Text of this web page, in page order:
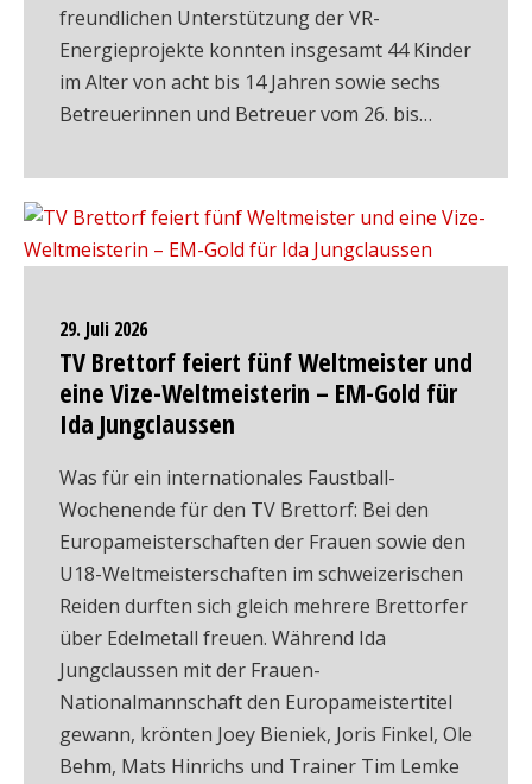
freundlichen Unterstützung der VR-
Energieprojekte konnten insgesamt 44 Kinder
im Alter von acht bis 14 Jahren sowie sechs
Betreuerinnen und Betreuer vom 26. bis…
29. Juli 2026
TV Brettorf feiert fünf Weltmeister und
eine Vize-Weltmeisterin – EM-Gold für
Ida Jungclaussen
Was für ein internationales Faustball-
Wochenende für den TV Brettorf: Bei den
Europameisterschaften der Frauen sowie den
U18-Weltmeisterschaften im schweizerischen
Reiden durften sich gleich mehrere Brettorfer
über Edelmetall freuen. Während Ida
Jungclaussen mit der Frauen-
Nationalmannschaft den Europameistertitel
gewann, krönten Joey Bieniek, Joris Finkel, Ole
Behm, Mats Hinrichs und Trainer Tim Lemke